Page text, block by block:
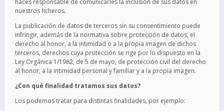
haces responsable de comunicarles la inclusión de sus datos en
nuestros ficheros.
La publicación de datos de terceros sin su consentimiento puede
infringir, además de la normativa sobre protección de datos, el
derecho al honor, a la intimidad o a la propia imagen de dichos
terceros, derechos cuya protección se rige por lo dispuesto en la
Ley Orgánica 1/1982, de 5 de mayo, de protección civil del derecho
al honor, a la intimidad personal y familiar y a la propia imagen.
¿Con qué finalidad tratamos sus datos?
Los podemos tratar para distintas finalidades, por ejemplo: